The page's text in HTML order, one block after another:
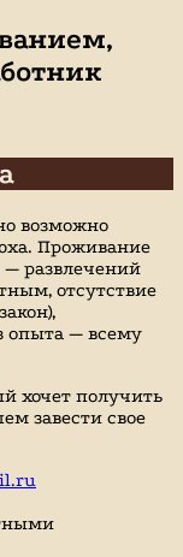
возможно
Проживание
— развлечений
отсутствие
опыта — всему
хочет получить
завести свое